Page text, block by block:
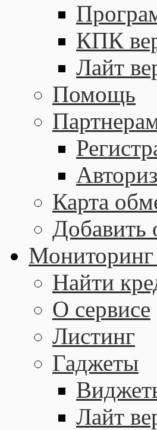
КПК
Лайт
Помощь
Карта
Добавить
Мониторинг
Найти
О сервисе
Листинг
Гаджеты
Лайт